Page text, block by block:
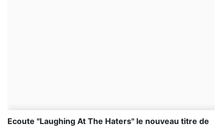
Ecoute "Laughing At The Haters" le nouveau titre de